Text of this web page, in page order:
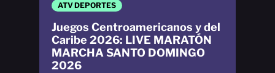
ATV DEPORTES
Juegos Centroamericanos y del
Caribe 2026: LIVE MARATÓN
MARCHA SANTO DOMINGO
2026